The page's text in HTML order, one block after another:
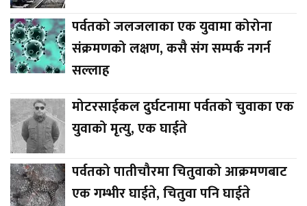
पर्वतको जलजलाका एक युवामा कोरोना
संक्रमणको लक्षण, कसै संग सम्पर्क नगर्न
सल्लाह
मोटरसाईकल दुर्घटनामा पर्वतको चुवाका एक
युवाको मृत्यु, एक घाईते
पर्वतको पातीचौरमा चितुवाको आक्रमणबाट
एक गम्भीर घाईते, चितुवा पनि घाईते